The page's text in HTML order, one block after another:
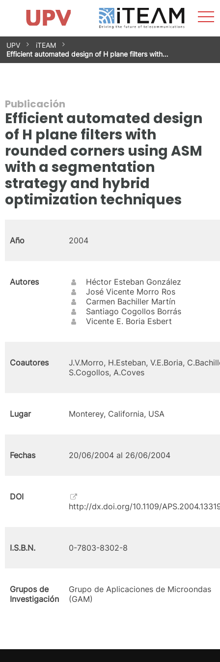
Saltar
contenido
Impacto
Grupos de investigación
Instalaciones
Spin-offs
Contacto
Prácticas
Noticias
Unidad de Igualdad
UPV
iTEAM
Efficient automated design of H plane filters with…
Publicación
Efficient automated design
of H plane filters with
rounded corners using ASM
with a segmentation
strategy and hybrid
optimization techniques
Año 2004
Autores
Héctor Esteban González
José Vicente Morro Ros
Carmen Bachiller Martín
Santiago Cogollos Borrás
Vicente E. Boria Esbert
Coautores
J.V.Morro, H.Esteban, V.E.Boria,
S.Cogollos, A.Coves
Lugar Monterey, California, USA
Fechas 20/06/2004 al 26/06/2004
DOI
http://dx.doi.org/10.1109/
I.S.B.N. 0-7803-8302-8
Grupos de
Investigación
Grupo de Aplicaciones de Microondas
(GAM)